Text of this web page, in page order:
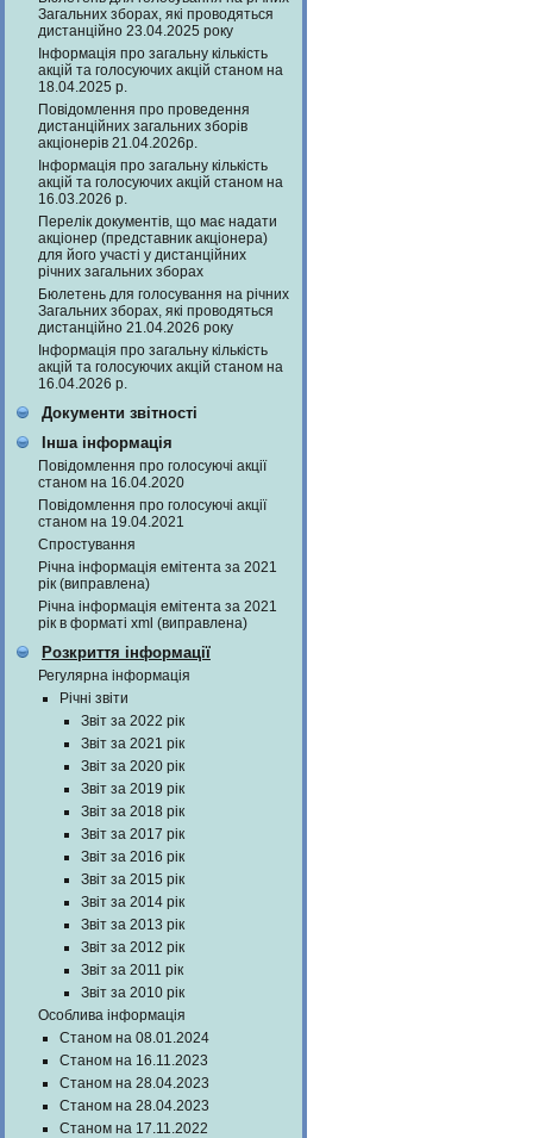
Загальних зборах, які проводяться
дистанційно 23.04.2025 року
Інформація про загальну кількість
акцій та голосуючих акцій станом на
18.04.2025 р.
Повідомлення про проведення
дистанційних загальних зборів
акціонерів 21.04.2026р.
Інформація про загальну кількість
акцій та голосуючих акцій станом на
16.03.2026 р.
Перелік документів, що має надати
акціонер (представник акціонера)
для його участі у дистанційних
річних загальних зборах
Бюлетень для голосування на річних
Загальних зборах, які проводяться
дистанційно 21.04.2026 року
Інформація про загальну кількість
акцій та голосуючих акцій станом на
16.04.2026 р.
Документи звітності
Інша інформація
Повідомлення про голосуючі акції
станом на 16.04.2020
Повідомлення про голосуючі акції
станом на 19.04.2021
Спростування
Річна інформація емітента за 2021
рік (виправлена)
Річна інформація емітента за 2021
рік в форматі xml (виправлена)
Розкриття інформації
Регулярна інформація
Річні звіти
Звіт за 2022 рік
Звіт за 2021 рік
Звіт за 2020 рік
Звіт за 2019 рік
Звіт за 2018 рік
Звіт за 2017 рік
Звіт за 2016 рік
Звіт за 2015 рік
Звіт за 2014 рік
Звіт за 2013 рік
Звіт за 2012 рік
Звіт за 2011 рік
Звіт за 2010 рік
Особлива інформація
Станом на 08.01.2024
Станом на 16.11.2023
Станом на 28.04.2023
Станом на 28.04.2023
Станом на 17.11.2022